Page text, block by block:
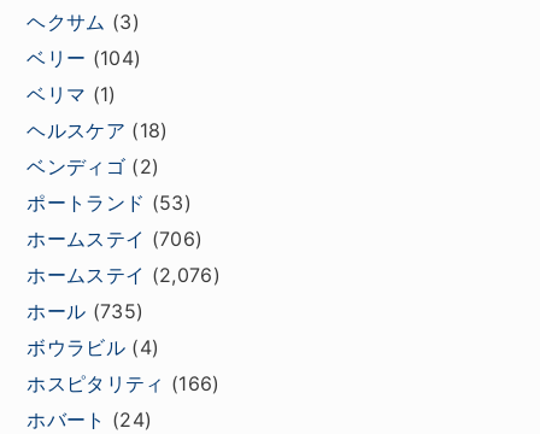
ヘクサム (3)
ベリー (104)
ベリマ (1)
ヘルスケア (18)
ベンディゴ (2)
ポートランド (53)
ホームステイ (706)
ホームステイ (2,076)
ホール (735)
ボウラビル (4)
ホスピタリティ (166)
ホバート (24)